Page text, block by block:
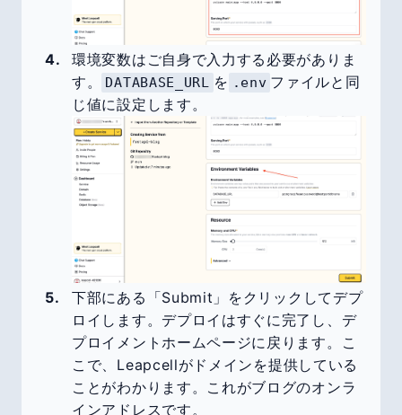
環境変数はご自身で入力する必要がありま
す。
DATABASE_URL を .env ファイルと同
じ値に設定します。
下部にある「Submit」をクリックしてデプ
ロイします。デプロイはすぐに完了し、デ
プロイメントホームページに戻ります。こ
こで、Leapcellがドメインを提供している
ことがわかります。これがブログのオンラ
インアドレスです。